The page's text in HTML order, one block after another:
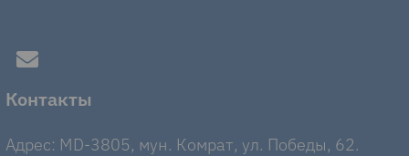
Контакты
Адрес: MD-3805, мун. Комрат, ул. Победы, 62.